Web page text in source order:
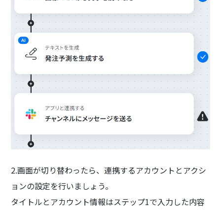
2.画面が切り替わったら、連携するアカウントとアクシ
ョンの設定を行いましょう。
タイトルとアカウント情報はステップ1で入力した内容